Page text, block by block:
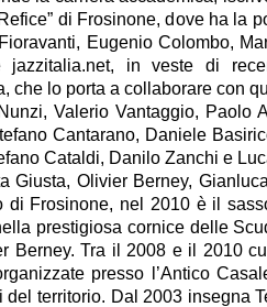
di Frosinone, dove ha la
Eugenio Colombo,
in veste di
che lo porta a collaborare con
Valerio Vantaggio, Paolo
Cantarano, Daniele
Cataldi, Danilo Zanchi e
Giusta, Olivier Berney,
Frosinone, nel 2010 è il
prestigiosa cornice delle
Berney. Tra il 2008 e il 2010
presso l’Antico
territorio. Dal 2003 insegna